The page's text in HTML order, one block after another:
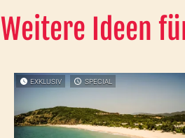
Weitere Ideen
EXKLUSIV SPECIAL